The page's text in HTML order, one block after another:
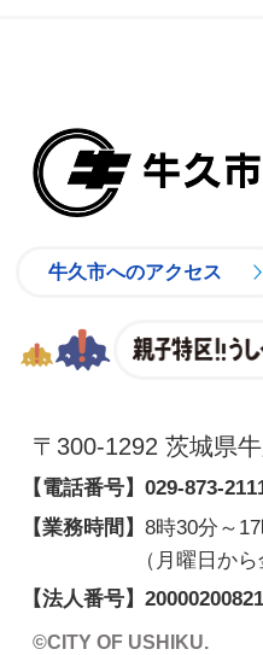
牛久市へのアクセス
〒300-1292 茨城県
【電話番号】 029-873-
【業務時間】 8時30分～
（月曜日か
【法人番号】
©CITY OF USHIKU.